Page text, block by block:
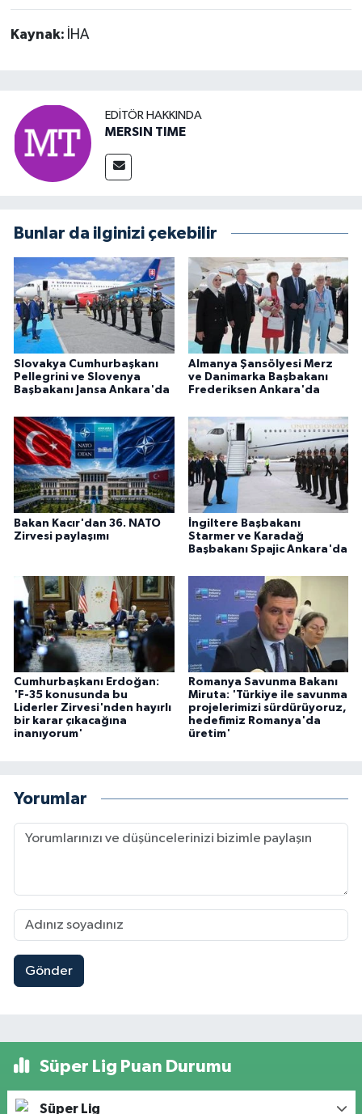
Kaynak: İHA
EDITÖR HAKKINDA
MERSIN TIME
Bunlar da ilginizi çekebilir
Slovakya Cumhurbaşkanı
Pellegrini ve Slovenya
Başbakanı Jansa Ankara'da
Almanya Şansölyesi Merz
ve Danimarka Başbakanı
Frederiksen Ankara'da
Bakan Kacır'dan 36. NATO
Zirvesi paylaşımı
İngiltere Başbakanı
Starmer ve Karadağ
Başbakanı Spajic Ankara'da
Cumhurbaşkanı Erdoğan:
'F-35 konusunda bu
Liderler Zirvesi'nden hayırlı
bir karar çıkacağına
inanıyorum'
Romanya Savunma Bakanı
Miruta: 'Türkiye ile savunma
projelerimizi sürdürüyoruz,
hedefimiz Romanya'da
üretim'
Yorumlar
Gönder
Süper Lig Puan Durumu
Süper Lig